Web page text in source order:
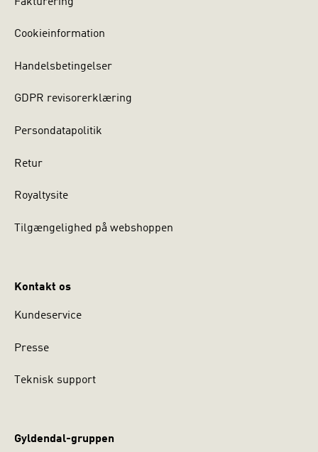
Cookieinformation
Handelsbetingelser
GDPR revisorerklæring
Persondatapolitik
Retur
Royaltysite
Tilgængelighed på webshoppen
Kontakt os
Kundeservice
Presse
Teknisk support
Gyldendal-gruppen